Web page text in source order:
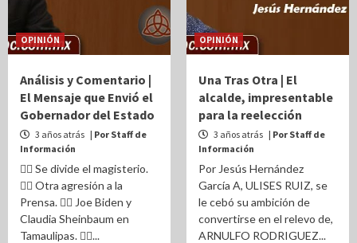
OPINIÓN
Análisis y Comentario |
El Mensaje que Envió el
Gobernador del Estado
3 años atrás | Por Staff de
Información
✍🏻 Se divide el magisterio.
✍🏻 Otra agresión a la
Prensa. ✍🏻 Joe Biden y
Claudia Sheinbaum en
Tamaulipas. ✍🏻...
OPINIÓN
Una Tras Otra | El
alcalde, impresentable
para la reelección
3 años atrás | Por Staff de
Información
Por Jesús Hernández
García A, ULISES RUIZ, se
le cebó su ambición de
convertirse en el relevo de,
ARNULFO RODRIGUEZ...